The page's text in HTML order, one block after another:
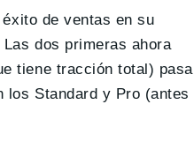
de ventas en su
Las dos primeras ahora
tiene tracción total) pasa
los Standard y Pro (antes